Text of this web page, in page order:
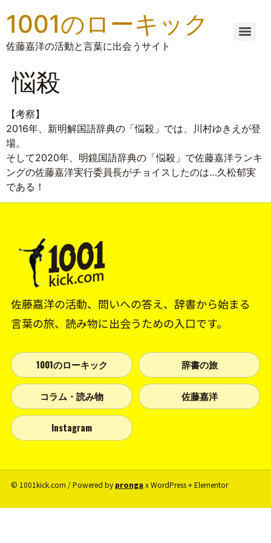
1001のローキック
佐藤嘉洋の活動と言葉に出会うサイト
悩殺
【考察】
2016年、新明解国語辞典の「悩殺」では、川村ゆきえが登
場。
そして2020年、明鏡国語辞典の「悩殺」で佐藤嘉洋ランキ
ングの佐藤嘉洋実行委員長がチョイスしたのは…久松郁実
である！
佐藤嘉洋の活動、問いへの答え、辞書から始まる
言葉の旅、読み物に出会うための入口です。
1001のローキック 辞書の旅
コラム・読み物 佐藤嘉洋
Instagram
© 1001kick.com / Powered by prongax WordPress + Elementor